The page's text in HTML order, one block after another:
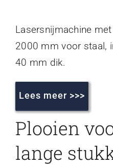
Lasersnijmachine
2000 mm voor staal,
40 mm dik.
Lees meer >>>
Plooien
lange